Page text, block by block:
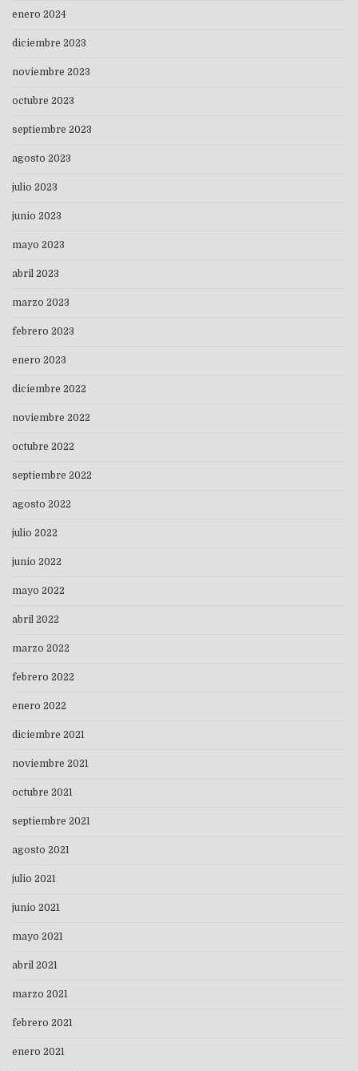
enero 2024
diciembre 2023
noviembre 2023
octubre 2023
septiembre 2023
agosto 2023
julio 2023
junio 2023
mayo 2023
abril 2023
marzo 2023
febrero 2023
enero 2023
diciembre 2022
noviembre 2022
octubre 2022
septiembre 2022
agosto 2022
julio 2022
junio 2022
mayo 2022
abril 2022
marzo 2022
febrero 2022
enero 2022
diciembre 2021
noviembre 2021
octubre 2021
septiembre 2021
agosto 2021
julio 2021
junio 2021
mayo 2021
abril 2021
marzo 2021
febrero 2021
enero 2021